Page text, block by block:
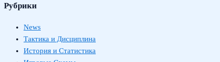
Рубрики
News
Тактика и Дисциплина
История и Статистика